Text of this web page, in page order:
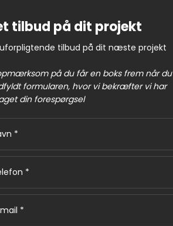
tilbud på dit projekt
tilbud på dit næste projekt
på du får en boks frem når du
formularen, hvor vi bekræfter vi har
din forespørgsel